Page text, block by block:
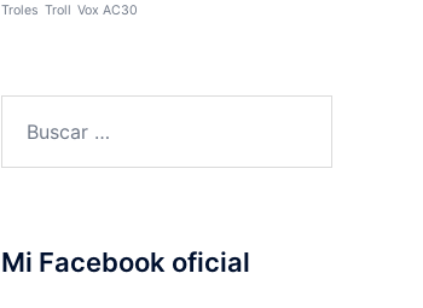
Troles Troll Vox AC30
Mi Facebook oficial